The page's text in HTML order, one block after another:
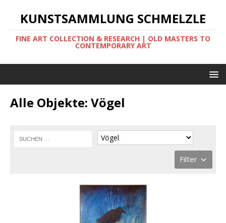
KUNSTSAMMLUNG SCHMELZLE
FINE ART COLLECTION & RESEARCH | OLD MASTERS TO
CONTEMPORARY ART
Alle Objekte: Vögel
Filter